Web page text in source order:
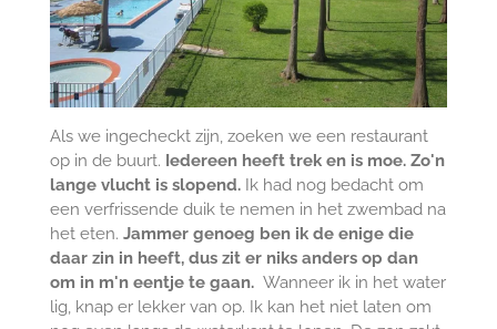
Als we ingecheckt zijn, zoeken we een restaurant
op in de buurt. Iedereen heeft trek en is moe. Zo'n
lange vlucht is slopend.Ik had nog bedacht om
een verfrissende duik te nemen in het zwembad na
het eten. Jammer genoeg ben ik de enige die
daar zin in heeft, dus zit er niks anders op dan
om in m'n eentje te gaan.Wanneer ik in het water
lig, knap er lekker van op. Ik kan het niet laten om